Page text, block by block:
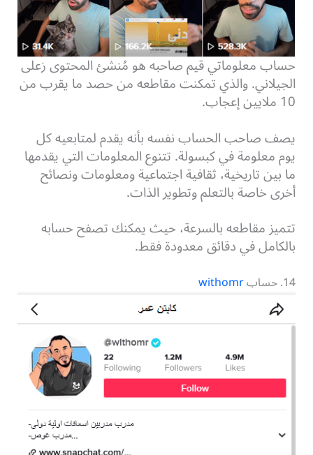
حساب معلوماتي قيم صاحبه هو مُنشئ المحتوى زعلى
الجيلاني. والذي تمكنت مقاطعه من حصد ما يقرب من
10 ملايين إعجاب.
يصف صاحب الحساب نفسه بأنه يقدم لمتابعيه كل
يوم معلومة في كبسولة. تتنوع المعلومات التي يقدمها
ما بين تاريخية، ثقافية اجتماعية ومعلومات ونصائح
أخرى خاصة بالتعلم وتطوير الذات.
تتميز مقاطعه بالسرعة، حيث يمكنك تصفح حسابه
بالكامل في دقائق معدودة فقط.
14. حساب withomr